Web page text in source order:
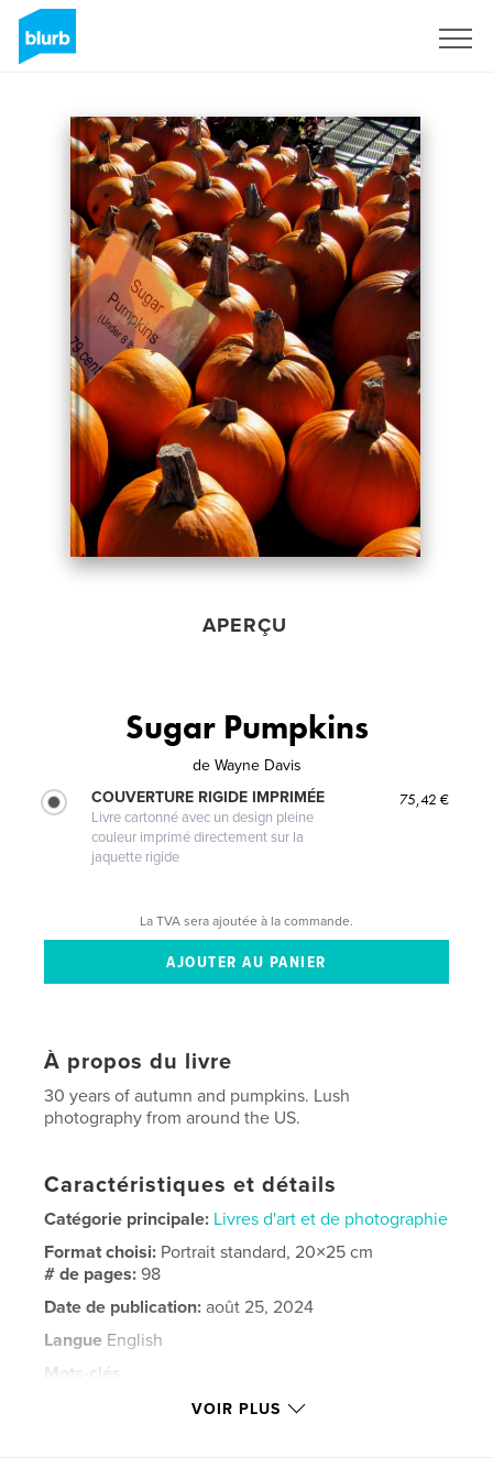
APERÇU
Sugar Pumpkins
de Wayne Davis
COUVERTURE RIGIDE IMPRIMÉE
Livre cartonné avec un design pleine
couleur imprimé directement sur la
jaquette rigide
75,42 €
La TVA sera ajoutée à la commande.
À propos du livre
30 years of autumn and pumpkins. Lush
photography from around the US.
Caractéristiques et détails
Catégorie principale: Livres d'art et de photographie
Format choisi: Portrait standard, 20×25 cm
# de pages:98
Date de publication: août 25, 2024
Langue English
Mots-clés
Halloween , pumpkins
VOIR PLUS